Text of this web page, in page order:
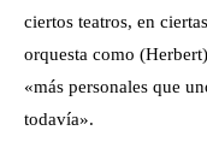
ciertos teatros, en
orquesta como
«más personales que
todavía».